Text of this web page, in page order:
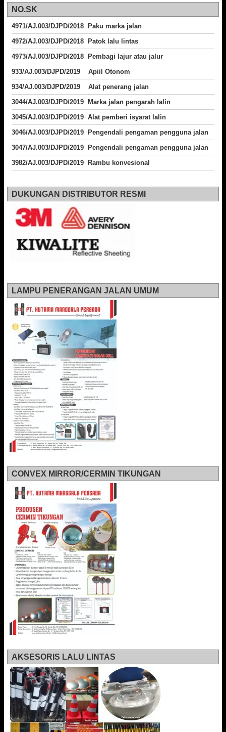
NO.SK
4971/AJ.003/DJPD/2018 Paku marka jalan
4972/AJ.003/DJPD/2018 Patok lalu lintas
4973/AJ.003/DJPD/2018
Pembagi lajur atau jalur
933/AJ.003/DJPD/2019 Apiil Otonom
934/AJ.003/DJPD/2019 Alat penerang jalan
3044/AJ.003/DJPD/2019 Marka jalan pengarah lalin
3045/AJ.003/DJPD/2019 Alat pemberi isyarat lalin
3046/AJ.003/DJPD/2019 Pengendali pengaman pengguna jalan
3047/AJ.003/DJPD/2019 Pengendali pengaman pengguna jalan
3982/AJ.003/DJPD/2019 Rambu konvesional
DUKUNGAN DISTRIBUTOR RESMI
LAMPU PENERANGAN JALAN UMUM
CONVEX MIRROR/CERMIN TIKUNGAN
AKSESORIS LALU LINTAS